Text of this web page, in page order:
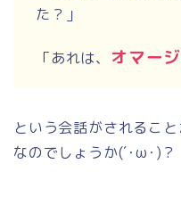
た？」
「あれは、 オマー
という会話がされるこ
なのでしょうか(´･ω ･ ) ？